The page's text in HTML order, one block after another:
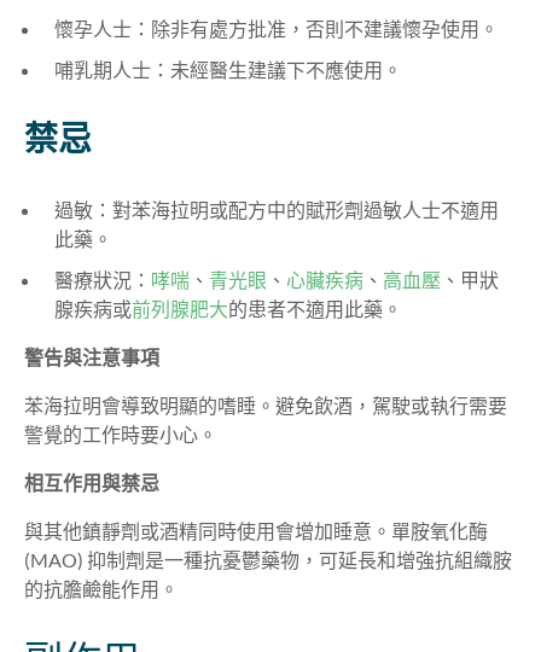
懷孕人士：除非有處方批准，否則不建議懷孕使用。
哺乳期人士：未經醫生建議下不應使用。
禁忌
過敏：對苯海拉明或配方中的賦形劑過敏人士不適用
此藥。
醫療狀況： 哮喘 、 青光眼 、 心臟疾病 、 高血壓 、甲狀
腺疾病或前列腺肥大的患者不適用此藥。
警告與注意事項
苯海拉明會導致明顯的嗜睡。避免飲酒，駕駛或執行需要
警覺的工作時要小心。
相互作用與禁忌
與其他鎮靜劑或酒精同時使用會增加睡意。單胺氧化酶
(MAO) 抑制劑是一種抗憂鬱藥物，可延長和增強抗組織胺
的抗膽鹼能作用。